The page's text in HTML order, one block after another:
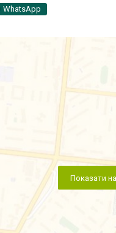
WhatsApp
Показати